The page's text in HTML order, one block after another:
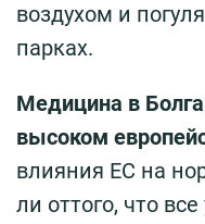
воздухом и
парках.
Медицина в
высоком
влияния ЕС на
ли оттого, что